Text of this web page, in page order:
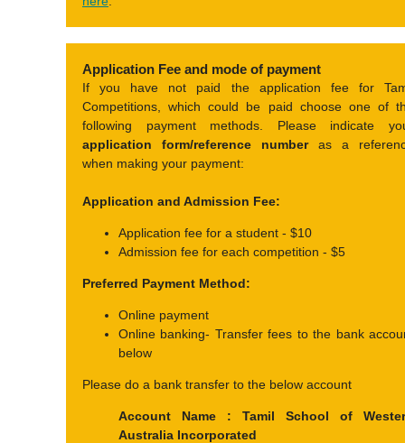
Application Fee and mode of payment
If you have not paid the application fee for
Competitions, which could be paid choose one of
following payment methods. Please indicate
application form/reference numberas a
when making your payment:
Application and Admission Fee:
Application fee for a student - $10
Admission fee for each competition - $5
Preferred Payment Method:
Online payment
Online banking- Transfer fees to the bank
below
Please do a bank transfer to the below account
Account Name : Tamil School of
Australia Incorporated